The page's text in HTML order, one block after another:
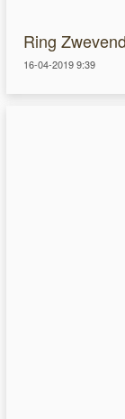
Ring Zwevend
16-04-2019 9:39